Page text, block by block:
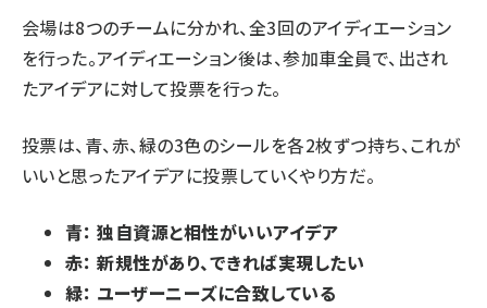
会場は8つのチームに分かれ、全3回のアイディエーション
を行った。アイディエーション後は、参加車全員で、出され
たアイデアに対して投票を行った。
投票は、青、赤、緑の3色のシールを各2枚ずつ持ち、これが
いいと思ったアイデアに投票していくやり方だ。
青： 独自資源と相性がいいアイデア
赤： 新規性があり、できれば実現したい
緑： ユーザーニーズに合致している